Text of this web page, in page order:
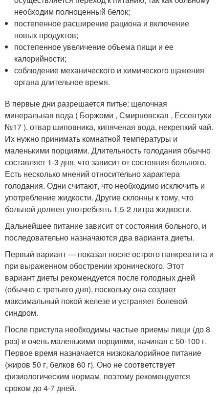
необходим полноценный белок;
постепенное расширение рациона и включение
новых продуктов;
постепенное увеличение объема пищи и ее
калорийности;
соблюдение механического и химического щажения
органа длительное время.
В первые дни разрешается питье: щелочная
минеральная вода ( Боржоми , Смирновская , Ессентуки
№17 ), отвар шиповника, кипяченая вода, некрепкий чай.
Их нужно принимать комнатной температуры и
маленькими порциями. Длительность голодания обычно
составляет 1-3 дня, что зависит от состояния больного.
Есть несколько мнений относительно характера
голодания. Одни считают, что необходимо исключить и
употребление жидкости. Другие склонны к тому, что
больной должен употреблять 1,5-2 литра жидкости.
Дальнейшее питание зависит от состояния больного, и
последовательно назначаются два варианта диеты.
Первый вариант — показан после острого панкреатита и
при выраженном обострении хронического. Этот
вариант диеты рекомендуется после голодных дней
(обычно с третьего дня), поскольку она создает
максимальный покой железе и устраняет болевой
синдром.
После приступа необходимы частые приемы пищи (до 8
раз) и очень маленькими порциями, начиная с 50-100 г.
Первое время назначается низкокалорийное питание
(жиров 50 г, белков 60 г). Оно не соответствует
физиологическим нормам, поэтому рекомендуется
сроком до 4-7 дней.